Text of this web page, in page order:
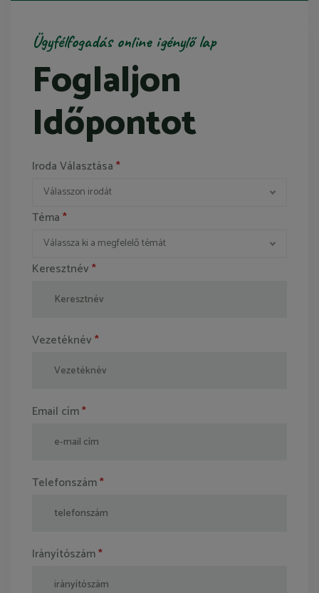
Ügyfélfogadás online igénylő lap
Foglaljon
Időpontot
Iroda Választása*
Válasszon irodát
Téma*
Válassza ki a megfelelő témát
Keresztnév*
Vezetéknév*
Email cím*
Telefonszám*
Irányítószám*